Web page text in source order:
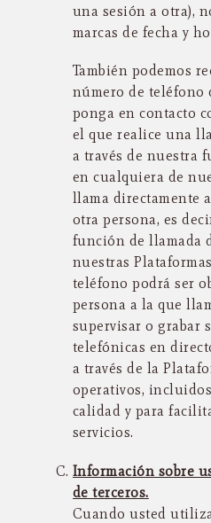
una sesión a otra),
marcas de fecha y
También podemos
número de teléfono
ponga en contacto
el que realice una
a través de nuestra
en cualquiera de
llama directamente
otra persona, es
función de llamada
nuestras
teléfono podrá ser
persona a la que
supervisar o grabar
telefónicas en
a través de la
operativos,
calidad y para
servicios.
Información sobre
de terceros.
Cuando usted